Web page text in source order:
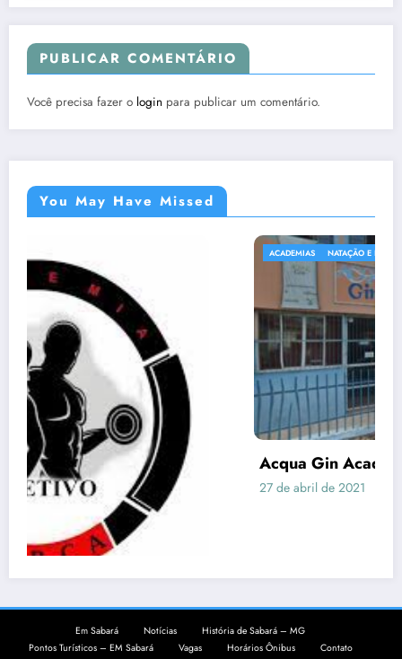
PUBLICAR COMENTÁRIO
Você precisa fazer o login para publicar um comentário.
You May Have Missed
Acqua Gin Academia – EM Sabará
27 de abril de 2021 emsabara